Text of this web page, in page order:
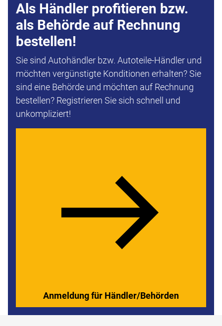
Als Händler profitieren bzw.
als Behörde auf Rechnung
bestellen!
Sie sind Autohändler bzw. Autoteile-Händler und
möchten vergünstigte Konditionen erhalten? Sie
sind eine Behörde und möchten auf Rechnung
bestellen? Registrieren Sie sich schnell und
unkompliziert!
Anmeldung für Händler/Behörden